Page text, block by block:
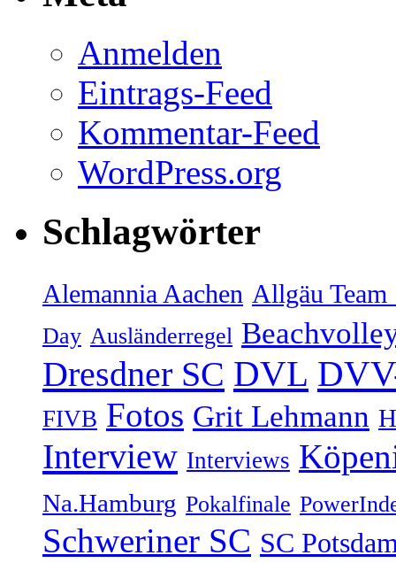
Anmelden
Eintrags-Feed
Kommentar-Feed
WordPress.org
Schlagwörter
Alemannia Aachen Allgäu Team
Day Ausländerregel
Dresdner SC DVL
FIVB Fotos Grit Lehmann
Interview Interviews
Na.Hamburg Pokalfinale
Schweriner SC SC